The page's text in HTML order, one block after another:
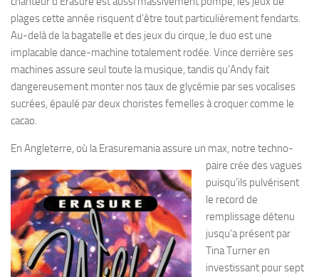
plages cette année risquent d’être tout particulièrement fendarts.
Au-delà de la bagatelle et des jeux du cirque, le duo est une
implacable dance-machine totalement rodée. Vince derrière ses
machines assure seul toute la musique, tandis qu’Andy fait
dangereusement monter nos taux de glycémie par ses vocalises
sucrées, épaulé par deux choristes femelles à croquer comme le
cacao.
En Angleterre, où la Erasuremania assure un max, notre techno-
paire crée des vagues
puisqu’ils pulvérisent
le record de
remplissage détenu
jusqu’a présent par
Tina Turner en
investissant pour sept